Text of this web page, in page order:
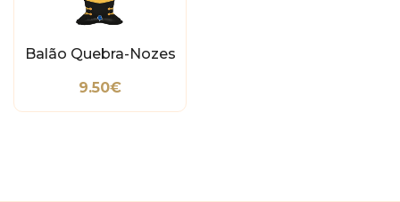
Balão Quebra-Nozes
9.50€